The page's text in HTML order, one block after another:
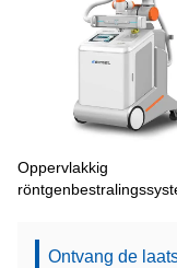
Oppervlakkig
Ontvang de